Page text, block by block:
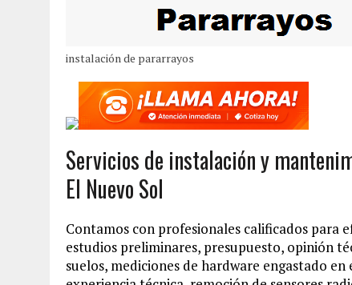
instalación de pararrayos
Servicios de instalación y
El Nuevo Sol
Contamos con profesionales calificados para
estudios preliminares, presupuesto, opinión
suelos, mediciones de hardware engastado